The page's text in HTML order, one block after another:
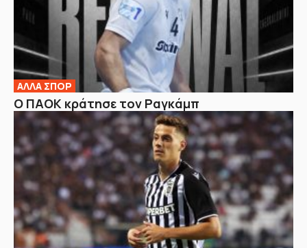
ΑΛΛΑ ΣΠΟΡ
Ο ΠΑΟΚ κράτησε τον Ραγκάμπ